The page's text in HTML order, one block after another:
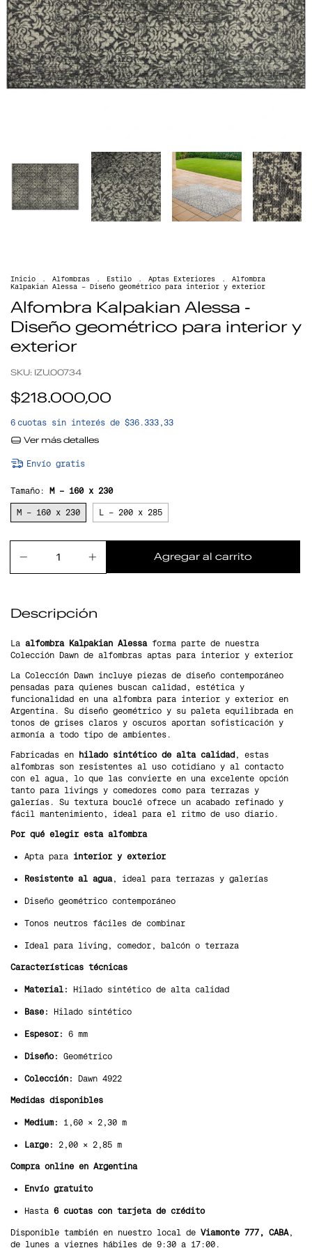
Inicio Alfombras Estilo Aptas Exteriores
Alfombra
Kalpakian Alessa - Diseño geométrico para interior y exterior
Alfombra Kalpakian Alessa -
Diseño geométrico para interior y
exterior
SKU: IZU.00734
$218.000,00
6 cuotas sin interés de $36.333,33
Ver más detalles
Envío gratis
Tamaño: M - 160 x 230
M - 160 x 230 L - 200 x 285
Descripción
La alfombra Kalpakian Alessaforma parte de nuestra
Colección Dawn de alfombras aptas para interior y exterior
La Coleccíón Dawn incluye piezas de diseño contemporáneo
pensadas para quienes buscan calidad, estética y
funcionalidad en una alfombra para interior y exterior en
Argentina. Su diseño geométrico y su paleta equilibrada en
tonos de grises claros y oscuros aportan sofisticación y
armonía a todo tipo de ambientes.
Fabricadas en hilado sintético de alta calidad , estas
alfombras son resistentes al uso cotidiano y al contacto
con el agua, lo que las convierte en una excelente opción
tanto para livings y comedores como para terrazas y
galerías. Su textura bouclé ofrece un acabado refinado y
fácil mantenimiento, ideal para el ritmo de uso diario.
Por qué elegir esta alfombra
Apta para interior y exterior
Resistente al agua, ideal para terrazas y galerías
Diseño geométrico contemporáneo
Tonos neutros fáciles de combinar
Ideal para living, comedor, balcón o terraza
Características técnicas
Material: Hilado sintético de alta calidad
Base: Hilado sintético
Espesor: 6 mm
Diseño: Geométrico
Colección: Dawn 4922
Medidas disponibles
Medium: 1,60 × 2,30 m
Large: 2,00 × 2,85 m
Compra online en Argentina
Envío gratuito
Hasta 6 cuotas con tarjeta de crédito
Disponible también en nuestro local de Viamonte 777, CABA,
de lunes a viernes hábiles de 9:30 a 17:00.